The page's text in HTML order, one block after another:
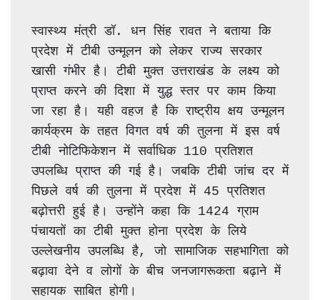
स्वास्थ्य मंत्री डॉ. धन सिंह रावत ने बताया कि
प्रदेश में टीबी उन्मूलन को लेकर राज्य सरकार
खासी गंभीर है। टीबी मुक्त उत्तराखंड के लक्ष्य को
प्राप्त करने की दिशा में युद्ध स्तर पर काम किया
जा रहा है। यही वहज है कि राष्ट्रीय क्षय उन्मूलन
कार्यक्रम के तहत विगत वर्ष की तुलना में इस वर्ष
टीबी नोटिफिकेशन में सर्वाधिक 110 प्रतिशत
उपलब्धि प्राप्त की गई है। जबकि टीबी जांच दर में
पिछले वर्ष की तुलना में प्रदेश में 45 प्रतिशत
बढ़ोत्तरी हुई है। उन्होंने कहा कि 1424 ग्राम
पंचायतों का टीबी मुक्त होना प्रदेश के लिये
उल्लेखनीय उपलब्धि है, जो सामाजिक सहभागिता को
बढ़ावा देने व लोगों के बीच जनजागरूकता बढ़ाने में
सहायक साबित होगी।